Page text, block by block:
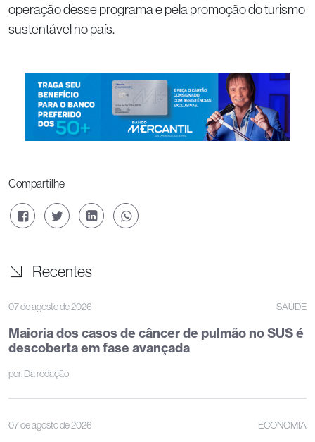
operação desse programa e pela promoção do turismo
sustentável no país.
Compartilhe
Recentes
07 de agosto de 2026 SAÚDE
Maioria dos casos de câncer de pulmão no SUS é
descoberta em fase avançada
por:Da redação
07 de agosto de 2026 ECONOMIA